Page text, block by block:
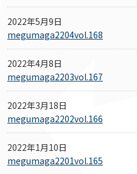
2022年5月9日
megumaga2204vol.168
2022年4月8日
megumaga2203vol.167
2022年3月18日
megumaga2202vol.166
2022年1月10日
megumaga2201vol.165